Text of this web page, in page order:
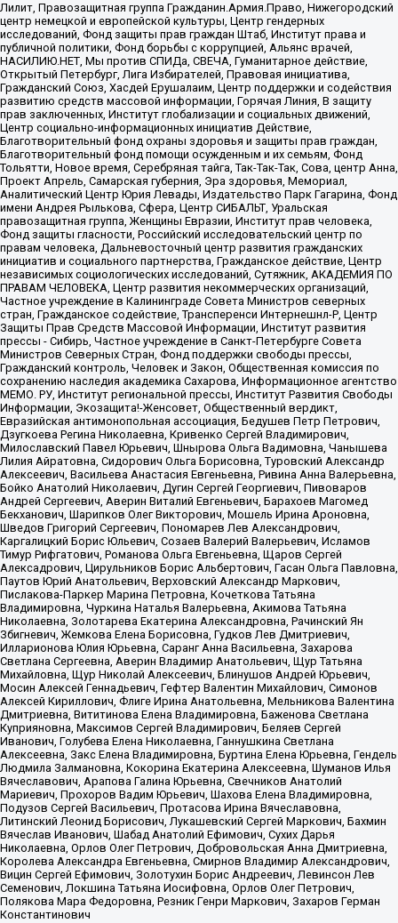
Лилит, Правозащитная группа Гражданин.Армия.Право, Нижегородский
центр немецкой и европейской культуры, Центр гендерных
исследований, Фонд защиты прав граждан Штаб, Институт права и
публичной политики, Фонд борьбы с коррупцией, Альянс врачей,
НАСИЛИЮ.НЕТ, Мы против СПИДа, СВЕЧА, Гуманитарное действие,
Открытый Петербург, Лига Избирателей, Правовая инициатива,
Гражданский Союз, Хасдей Ерушалаим, Центр поддержки и содействия
развитию средств массовой информации, Горячая Линия, В защиту
прав заключенных, Институт глобализации и социальных движений,
Центр социально-информационных инициатив Действие,
Благотворительный фонд охраны здоровья и защиты прав граждан,
Благотворительный фонд помощи осужденным и их семьям, Фонд
Тольятти, Новое время, Серебряная тайга, Так-Так-Так, Сова, центр Анна,
Проект Апрель, Самарская губерния, Эра здоровья, Мемориал,
Аналитический Центр Юрия Левады, Издательство Парк Гагарина, Фонд
имени Андрея Рылькова, Сфера, Центр СИБАЛЬТ, Уральская
правозащитная группа, Женщины Евразии, Институт прав человека,
Фонд защиты гласности, Российский исследовательский центр по
правам человека, Дальневосточный центр развития гражданских
инициатив и социального партнерства, Гражданское действие, Центр
независимых социологических исследований, Сутяжник, АКАДЕМИЯ ПО
ПРАВАМ ЧЕЛОВЕКА, Центр развития некоммерческих организаций,
Частное учреждение в Калининграде Совета Министров северных
стран, Гражданское содействие, Трансперенси Интернешнл-Р, Центр
Защиты Прав Средств Массовой Информации, Институт развития
прессы - Сибирь, Частное учреждение в Санкт-Петербурге Совета
Министров Северных Стран, Фонд поддержки свободы прессы,
Гражданский контроль, Человек и Закон, Общественная комиссия по
сохранению наследия академика Сахарова, Информационное агентство
МЕМО. РУ, Институт региональной прессы, Институт Развития Свободы
Информации, Экозащита!-Женсовет, Общественный вердикт,
Евразийская антимонопольная ассоциация, Бедушев Петр Петрович,
Дзугкоева Регина Николаевна, Кривенко Сергей Владимирович,
Милославский Павел Юрьевич, Шнырова Ольга Вадимовна, Чанышева
Лилия Айратовна, Сидорович Ольга Борисовна, Туровский Александр
Алексеевич, Васильева Анастасия Евгеньевна, Ривина Анна Валерьевна,
Бойко Анатолий Николаевич, Дугин Сергей Георгиевич, Пивоваров
Андрей Сергеевич, Аверин Виталий Евгеньевич, Барахоев Магомед
Бекханович, Шарипков Олег Викторович, Мошель Ирина Ароновна,
Шведов Григорий Сергеевич, Пономарев Лев Александрович,
Каргалицкий Борис Юльевич, Созаев Валерий Валерьевич, Исламов
Тимур Рифгатович, Романова Ольга Евгеньевна, Щаров Сергей
Алексадрович, Цирульников Борис Альбертович, Гасан Ольга Павловна,
Паутов Юрий Анатольевич, Верховский Александр Маркович,
Пислакова-Паркер Марина Петровна, Кочеткова Татьяна
Владимировна, Чуркина Наталья Валерьевна, Акимова Татьяна
Николаевна, Золотарева Екатерина Александровна, Рачинский Ян
Збигневич, Жемкова Елена Борисовна, Гудков Лев Дмитриевич,
Илларионова Юлия Юрьевна, Саранг Анна Васильевна, Захарова
Светлана Сергеевна, Аверин Владимир Анатольевич, Щур Татьяна
Михайловна, Щур Николай Алексеевич, Блинушов Андрей Юрьевич,
Мосин Алексей Геннадьевич, Гефтер Валентин Михайлович, Симонов
Алексей Кириллович, Флиге Ирина Анатольевна, Мельникова Валентина
Дмитриевна, Вититинова Елена Владимировна, Баженова Светлана
Куприяновна, Максимов Сергей Владимирович, Беляев Сергей
Иванович, Голубева Елена Николаевна, Ганнушкина Светлана
Алексеевна, Закс Елена Владимировна, Буртина Елена Юрьевна, Гендель
Людмила Залмановна, Кокорина Екатерина Алексеевна, Шуманов Илья
Вячеславович, Арапова Галина Юрьевна, Свечников Анатолий
Мариевич, Прохоров Вадим Юрьевич, Шахова Елена Владимировна,
Подузов Сергей Васильевич, Протасова Ирина Вячеславовна,
Литинский Леонид Борисович, Лукашевский Сергей Маркович, Бахмин
Вячеслав Иванович, Шабад Анатолий Ефимович, Сухих Дарья
Николаевна, Орлов Олег Петрович, Добровольская Анна Дмитриевна,
Королева Александра Евгеньевна, Смирнов Владимир Александрович,
Вицин Сергей Ефимович, Золотухин Борис Андреевич, Левинсон Лев
Семенович, Локшина Татьяна Иосифовна, Орлов Олег Петрович,
Полякова Мара Федоровна, Резник Генри Маркович, Захаров Герман
Константинович